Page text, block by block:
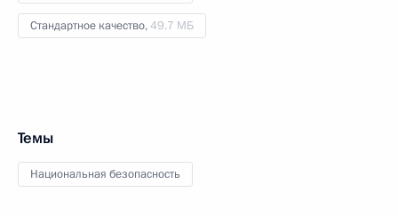
Стандартное качество,49.7 МБ
Темы
Национальная безопасность